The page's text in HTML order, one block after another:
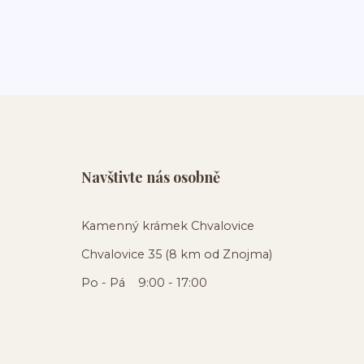
Navštivte nás osobně
Kamenný krámek Chvalovice
Chvalovice 35 (8 km od Znojma)
Po - Pá 9:00 - 17:00